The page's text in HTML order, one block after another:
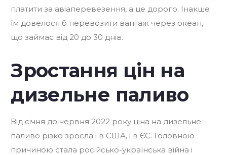
платити за авіаперевезення, а це дорого. Інакше
їм довелося б перевозити вантаж через океан,
що займає від 20 до 30 днів.
Зростання цін на
дизельне паливо
Від січня до червня 2022 року ціна на дизельне
паливо різко зросла і в США, і в ЄС. Головною
причиною стала російсько-українська війна і